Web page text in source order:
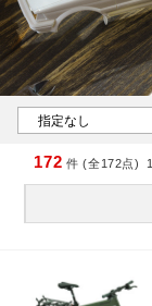
172 件 (全172点) 1